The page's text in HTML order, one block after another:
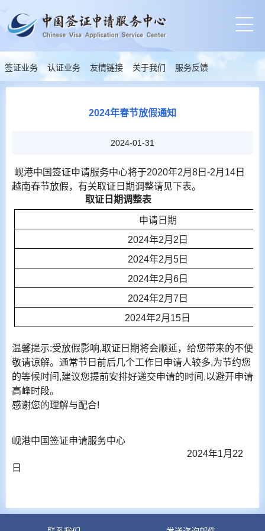
签证业务 认证业务 友情链接 关于我们 服务反馈
2024年春节放假通知
2024-01-31
岘港中国签证申请服务中心将于2020年2月8日-2月14日
越南春节放假，有关取证日期调整请见下表。
取证日期调整表
申请日期
2024年2月 2 日
2024年2月 5日
2024年2月 6日
2024年2月 7 日
2024年2月 15 日
温馨提示:受放假影响,取证日期将会顺延，给您带来的不便
敬请谅解。通常节日前后几个工作日申请人较多,为节约您
的等候时间,建议您提前安排好递交申请的时间,以避开申请
高峰时段。
感谢您的理解与配合!
岘港中国签证申请服务中心
2024年1月22
日